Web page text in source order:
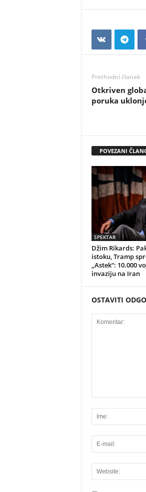
Prethodni članak
Otkriven
poruka
POVEZANI
SPEKTAR
Džim Rikards:
istoku, Tramp
„Astek“: 10.000
invaziju na Iran
OSTAVITI